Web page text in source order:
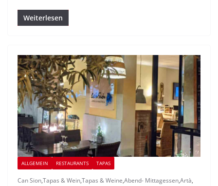
Weiterlesen
ALLGEMEIN RESTAURANTS TAPAS
Can Sion,Tapas & Wein,Tapas & Weine,Abend- Mittagessen,Artà,